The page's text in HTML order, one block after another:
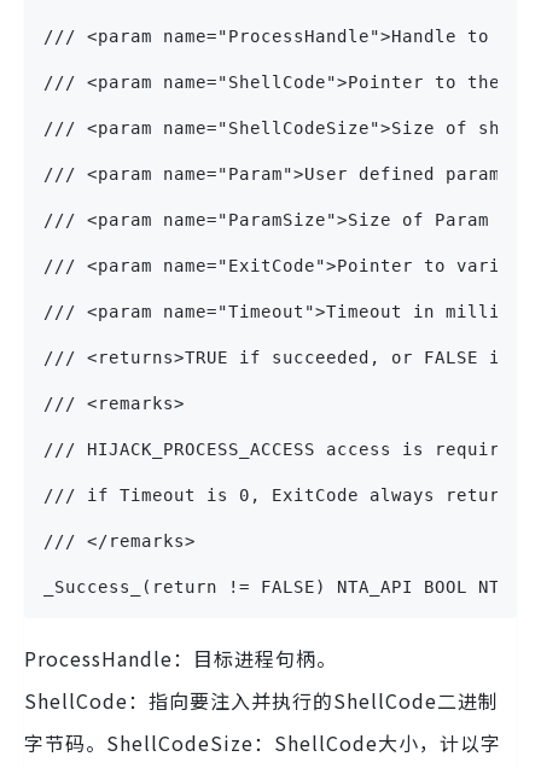
/// <param name="ProcessHandle">Handle to the
/// <param name="ShellCode">Pointer to the
/// <param name="ShellCodeSize">Size of
/// <param name="Param">User defined
/// <param name="ParamSize">Size of Param in
/// <param name="ExitCode">Pointer to
/// <param name="Timeout">Timeout in
/// <returns>TRUE if succeeded, or FALSE if
/// <remarks>
/// HIJACK_PROCESS_ACCESS access is required
/// if Timeout is 0, ExitCode always returns
/// </remarks>
_Success_(return != FALSE) NTA_API BOOL
ProcessHandle：目标进程句柄。
ShellCode：指向要注入并执行的ShellCode二进制
字节码。ShellCodeSize：ShellCode大小，计以字